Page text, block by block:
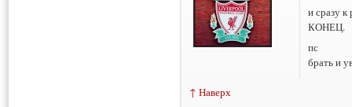
и сразу к
КОНЕЦ.
пс
брать и
↑ Наверх